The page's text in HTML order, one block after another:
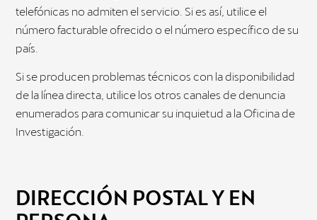
telefónicas no admiten el servicio. Si es así, utilice el
número facturable ofrecido o el número específico de su
país.
Si se producen problemas técnicos con la disponibilidad
de la línea directa, utilice los otros canales de denuncia
enumerados para comunicar su inquietud a la Oficina de
Investigación.
DIRECCIÓN POSTAL Y EN